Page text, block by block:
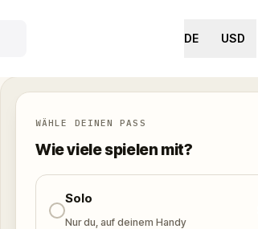
DE USD
WÄHLE DEINEN PASS
Wie viele spielen mit?
Solo
Nur du, auf deinem Handy